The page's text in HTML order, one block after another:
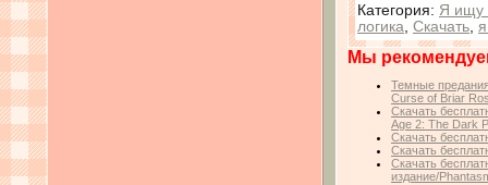
Категория: Я ищу
логика Скачать
Мы
Темные
Curse of Briar
Скачать
Age 2: The Dark
Скачать
Скачать
Скачать
издание/